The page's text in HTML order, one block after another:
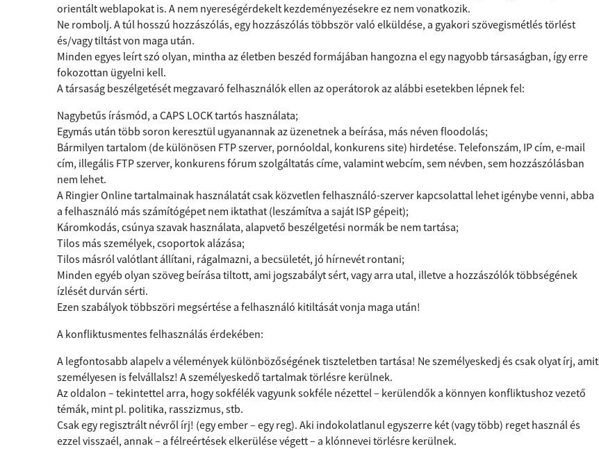
orientált weblapokat is. A nem nyereségérdekelt kezdeményezésekre ez nem vonatkozik.
Ne rombolj. A túl hosszú hozzászólás, egy hozzászólás többször való elküldése, a gyakori szövegismétlés törlést
és/vagy tiltást von maga után.
Minden egyes leírt szó olyan, mintha az életben beszéd formájában hangozna el egy nagyobb társaságban, így erre
fokozottan ügyelni kell.
A társaság beszélgetését megzavaró felhasználók ellen az operátorok az alábbi esetekben lépnek fel:
Nagybetűs írásmód, a CAPS LOCK tartós használata;
Egymás után több soron keresztül ugyanannak az üzenetnek a beírása, más néven floodolás;
Bármilyen tartalom (de különösen FTP szerver, pornóoldal, konkurens site) hirdetése. Telefonszám, IP cím, e-mail
cím, illegális FTP szerver, konkurens fórum szolgáltatás címe, valamint webcím, sem névben, sem hozzászólásban
nem lehet.
A Ringier Online tartalmainak használatát csak közvetlen felhasználó-szerver kapcsolattal lehet igénybe venni, abba
a felhasználó más számítógépet nem iktathat (leszámítva a saját ISP gépeit);
Káromkodás, csúnya szavak használata, alapvető beszélgetési normák be nem tartása;
Tilos más személyek, csoportok alázása;
Tilos másról valótlant állítani, rágalmazni, a becsületét, jó hírnevét rontani;
Minden egyéb olyan szöveg beírása tiltott, ami jogszabályt sért, vagy arra utal, illetve a hozzászólók többségének
ízlését durván sérti.
Ezen szabályok többszöri megsértése a felhasználó kitiltását vonja maga után!
A konfliktusmentes felhasználás érdekében:
A legfontosabb alapelv a vélemények különbözőségének tiszteletben tartása! Ne személyeskedj és csak olyat írj, amit
személyesen is felvállalsz! A személyeskedő tartalmak törlésre kerülnek.
Az oldalon – tekintettel arra, hogy sokfélék vagyunk sokféle nézettel – kerülendők a könnyen konfliktushoz vezető
témák, mint pl. politika, rasszizmus, stb.
Csak egy regisztrált névről írj! (egy ember – egy reg). Aki indokolatlanul egyszerre két (vagy több) reget használ és
ezzel visszaél, annak – a félreértések elkerülése végett – a klónnevei törlésre kerülnek.